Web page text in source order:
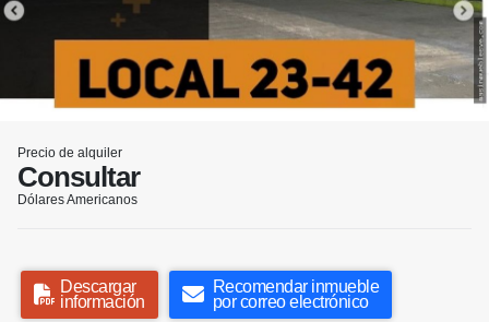
Precio de alquiler
Consultar
Dólares Americanos
Descargar
información
Recomendar inmueble
por correo electrónico